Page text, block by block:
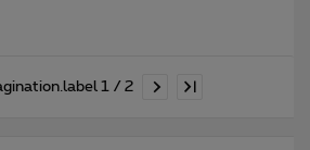
1 / 2